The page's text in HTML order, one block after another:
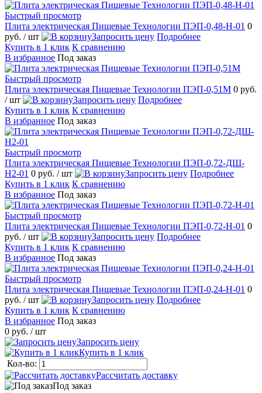
Быстрый просмотр
Плита электрическая Пищевые Технологии ПЭП-0,48-Н-01 0
руб. / шт Запросить цену Подробнее
Купить в 1 клик К сравнению
В избранное Под заказ
Быстрый просмотр
Плита электрическая Пищевые Технологии ПЭП-0,51М 0 руб.
/ шт
Запросить цену Подробнее
Купить в 1 клик К сравнению
В избранное Под заказ
Быстрый просмотр
Плита электрическая Пищевые Технологии ПЭП-0,72-ДШ-
Н2-01 0 руб. / шт Запросить цену Подробнее
Купить в 1 клик К сравнению
В избранное Под заказ
Быстрый просмотр
Плита электрическая Пищевые Технологии ПЭП-0,72-Н-01 0
руб. / шт Запросить цену Подробнее
Купить в 1 клик К сравнению
В избранное Под заказ
Быстрый просмотр
Плита электрическая Пищевые Технологии ПЭП-0,24-Н-01 0
руб. / шт Запросить цену Подробнее
Купить в 1 клик К сравнению
В избранное Под заказ
0 руб. / шт
Запросить цену
Купить в 1 клик
Кол-во:
Рассчитать доставку
Под заказ